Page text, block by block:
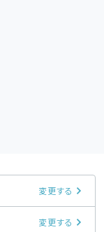
変更する
変更する